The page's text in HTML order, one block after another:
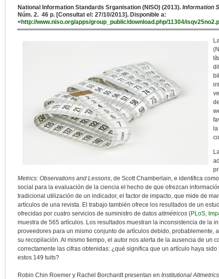
National Information Standards Srganisation (NISO) (2013). Information
Núm. 2. 46 p. [Consultat el: 27/10/2013]. Disponible a:
<http://www.niso.org/apps/group_public/download.php/11304/
Metrics: Observations and Lessons, de Scott Chamberlain, e identifica
social para la evaluación de la ciencia el hecho de que ofrezcan
tradicional utilización de un indicador, el factor de impacto, que mide de
artículos de una revista. El trabajo también ofrece los resultados de un
ofrecidas por cuatro servicios de suministro de datos altmétricos (PLoS,
muestra de 565 artículos. Los resultados muestran la inconsistencia de la
proveedores para un mismo conjunto de artículos debido, probablemente,
su recopilación. Al mismo tiempo, el autor nos alerta de la ausencia de un
correctamente las cifras obtenidas: ¿qué significa que un artículo haya
estos 149 tuits?
Robin Chin Roemer y Rachel Borchardt presentan en Institutional